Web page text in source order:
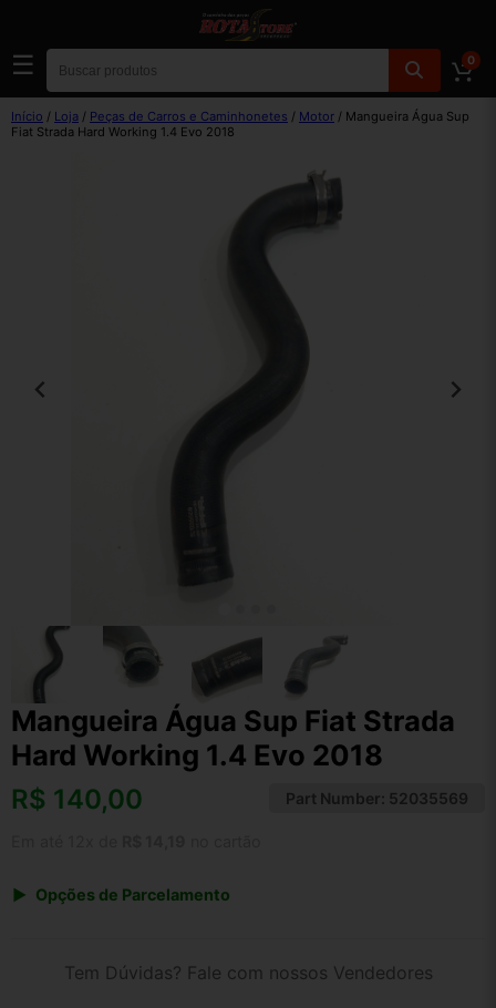
☰ 0
Início / Loja / Peças de Carros e Caminhonetes / Motor / Mangueira Água Sup
Fiat Strada Hard Working 1.4 Evo 2018
Mangueira Água Sup Fiat Strada
Hard Working 1.4 Evo 2018
R$ 140,00 Part Number: 52035569
Opções de Parcelamento
Tem Dúvidas? Fale com nossos Vendedores